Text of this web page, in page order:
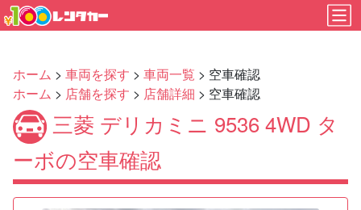
ホーム > 車両を探す > 車両一覧 > 空車確認
ホーム > 店舗を探す > 店舗詳細 > 空車確認
三菱 デリカミニ 9536 4WD タ
ーボの空車確認